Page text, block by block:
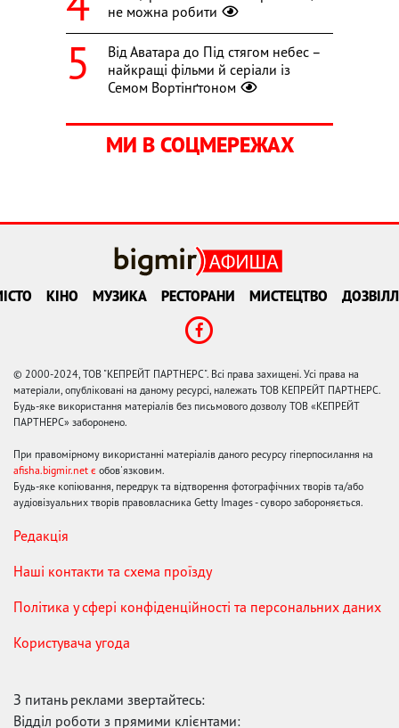
не можна робити
Від Аватара до Під стягом небес –
найкращі фільми й серіали із
Семом Вортінґтоном
МИ В СОЦМЕРЕЖАХ
КІНО МУЗИКА РЕСТОРАНИ МИСТЕЦТВО
© 2000-2024, ТОВ "КЕПРЕЙТ ПАРТНЕРС". Всі права захищені. Усі права на
матеріали, опубліковані на даному ресурсі, належать ТОВ КЕПРЕЙТ ПАРТНЕРС.
Будь-яке використання матеріалів без письмового дозволу ТОВ «КЕПРЕЙТ
ПАРТНЕРС» заборонено.
При правомірному використанні матеріалів даного ресурсу гіперпосилання на
afisha.bigmir.net є обов'язковим.
Будь-яке копіювання, передрук та відтворення фотографічних творів та/або
аудіовізуальних творів правовласника Getty Images - суворо забороняється.
Редакція
Наші контакти та схема проїзду
Політика у сфері конфіденційності та персональних даних
Користувача угода
З питань реклами звертайтесь:
Відділ роботи з прямими клієнтами: